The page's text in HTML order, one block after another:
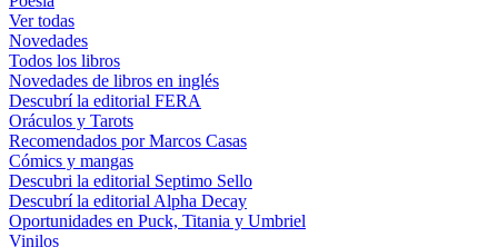
Ver todas
Novedades
Todos los libros
Novedades de libros en inglés
Descubrí la editorial FERA
Oráculos y Tarots
Recomendados por Marcos Casas
Cómics y mangas
Descubri la editorial Septimo Sello
Descubrí la editorial Alpha Decay
Oportunidades en Puck, Titania y Umbriel
Vinilos